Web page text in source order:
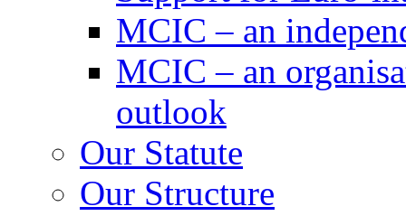
MCIC – an
MCIC – an
outlook
Our Statute
Our Structure